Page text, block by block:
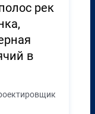
рек
в